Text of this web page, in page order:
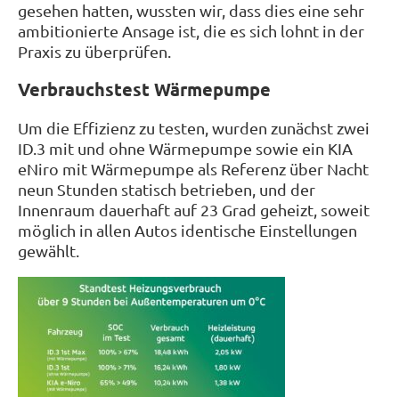
gesehen hatten, wussten wir, dass dies eine sehr
ambitionierte Ansage ist, die es sich lohnt in der
Praxis zu überprüfen.
Verbrauchstest Wärmepumpe
Um die Effizienz zu testen, wurden zunächst zwei
ID.3 mit und ohne Wärmepumpe sowie ein KIA
eNiro mit Wärmepumpe als Referenz über Nacht
neun Stunden statisch betrieben, und der
Innenraum dauerhaft auf 23 Grad geheizt, soweit
möglich in allen Autos identische Einstellungen
gewählt.